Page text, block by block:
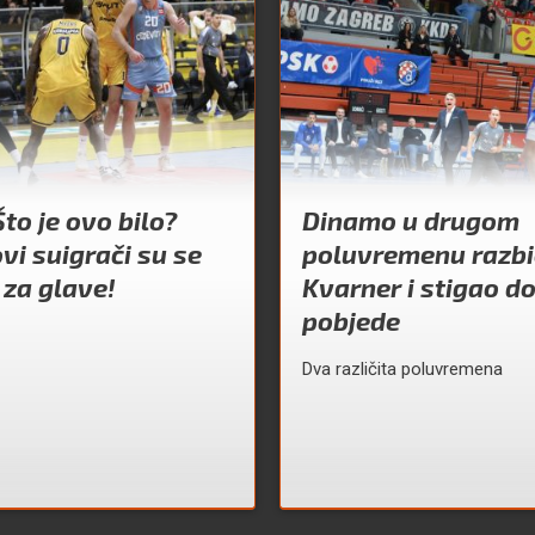
je ovo bilo?
suigrači su se
glave!
Dinamo u drugom
poluvremenu
Kvarner i stigao
pobjede
Dva različita poluvremena